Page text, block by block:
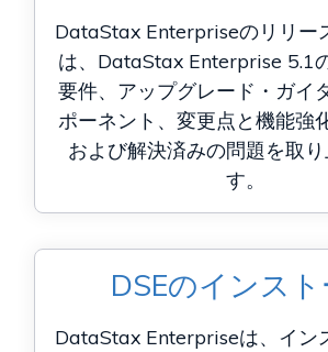
DataStax Enterpriseのリリー
は、DataStax Enterprise 5.1
要件、アップグレード・ガイ
ポーネント、変更点と機能強
および解決済みの問題を取
す。
DSEのインス
DataStax Enterpriseは、イン